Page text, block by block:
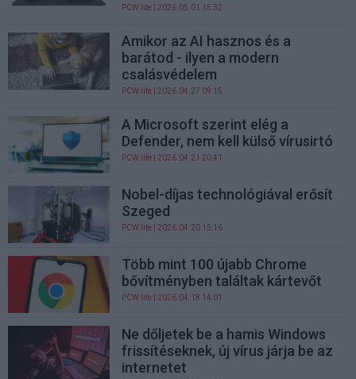
PCW.lite | 2026.05.01 15:32
Amikor az AI hasznos és a
barátod - ilyen a modern
csalásvédelem
PCW.lite | 2026.04.27 09:15
A Microsoft szerint elég a
Defender, nem kell külső vírusirtó
PCW.lite | 2026.04.21 20:41
Nobel-díjas technológiával erősít
Szeged
PCW.lite | 2026.04.20 15:16
Több mint 100 újabb Chrome
bővítményben találtak kártevőt
PCW.lite | 2026.04.18 14:01
Ne dőljetek be a hamis Windows
frissítéseknek, új vírus járja be az
internetet